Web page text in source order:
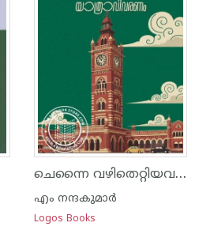
ചെന്നൈ വഴിതെറ്റിയവരുടെ യാത്രവിവരണം
എം നന്ദകുമാര്‍
Logos Books